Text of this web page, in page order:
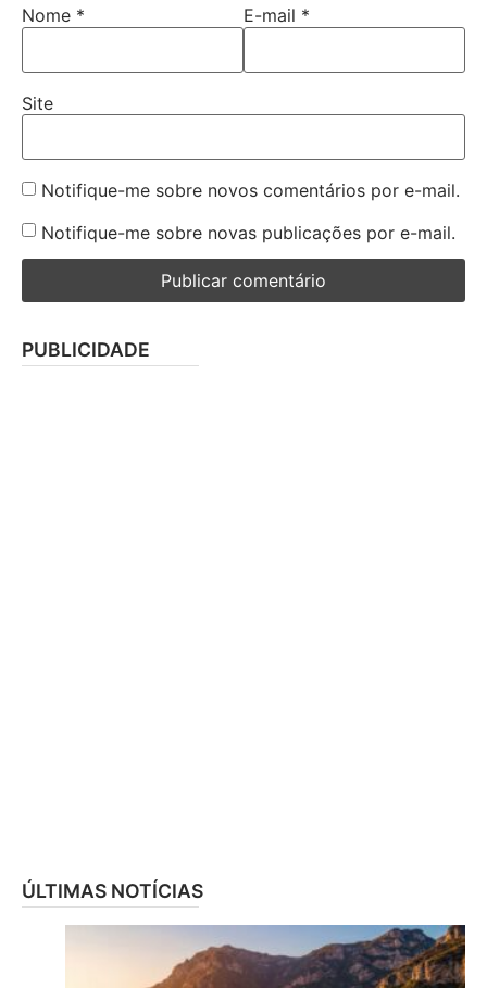
Nome * E-mail *
Site
Notifique-me sobre novos comentários por e-mail.
Notifique-me sobre novas publicações por e-mail.
PUBLICIDADE
ÚLTIMAS NOTÍCIAS